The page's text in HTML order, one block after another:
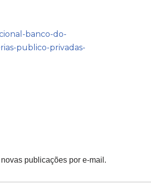
banco-do-
publico-privadas-
publicações por e-mail.